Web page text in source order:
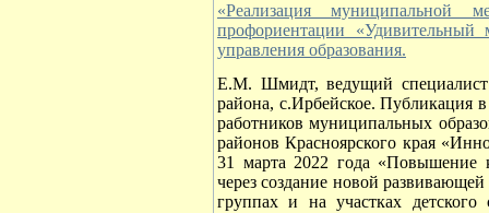
«Реализация муниципальной
профориентации
управления образования.
Е.М. Шмидт, ведущий специалист
района, с.Ирбейское.Публикация в
работников муниципальных
районов Красноярского края
31 марта 2022 года «Повышение
через создание новой
группах и на участках